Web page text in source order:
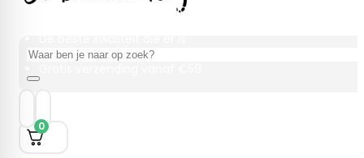
Retourneren binnen 30 dagen
Zoeken
0